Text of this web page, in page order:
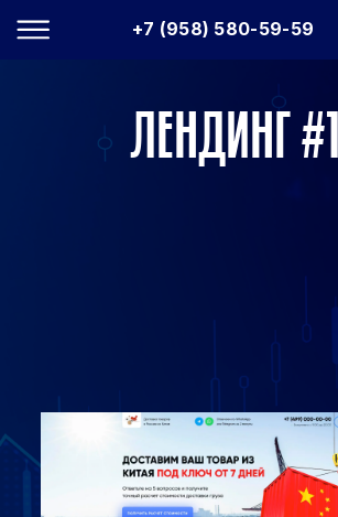
+7 (958) 580-59-59
ЛЕНДИНГ